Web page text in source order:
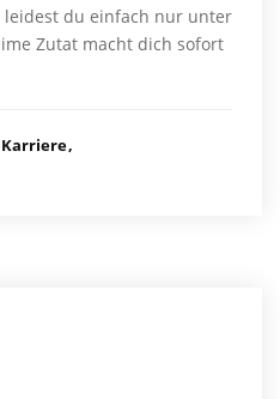
du einfach nur unter
Zutat macht dich sofort
Karriere